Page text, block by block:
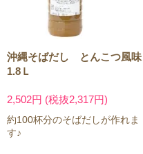
沖縄そばだし とんこつ風味
1.8Ｌ
2,502円 (税抜2,317円)
約100杯分のそばだしが作れま
す♪